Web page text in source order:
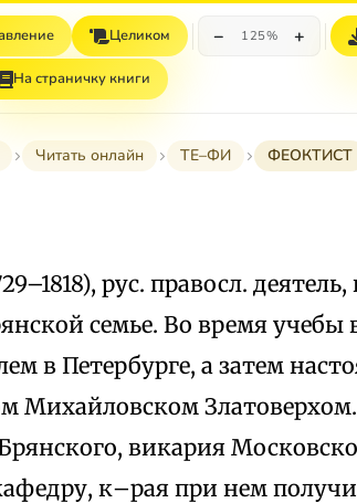
Целиком − 125% +
На страничку книги
Читать онлайн ТЕ–ФИ ФЕОКТИСТ
рус. правосл. деятель,
семье. Во время
в Петербурге, а затем
Михайловском Златоверхом.
викария
к–рая при нем